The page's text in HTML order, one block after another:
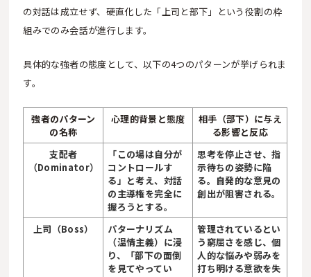
の対話は成立せず、硬直化した「上司と部下」という役割の枠
組みでのみ会話が進行します。
具体的な強者の態度として、以下の4つのパターンが挙げられま
す。
強者のパターン
の名称
心理的背景と態度
相手（部下）に与え
る影響と反応
支配者
（Dominator）
「この場は自分が
コントロールす
る」と考え、対話
の主導権を完全に
握ろうとする。
思考を停止させ、指
示待ちの姿勢に陥
る。自発的な意見の
創出が阻害される。
上司（Boss）
パターナリズム
（温情主義）に浸
り、「部下の面倒
を見てやってい
管理されているとい
う窮屈さを感じ、個
人的な悩みや弱みを
打ち明ける意欲を失